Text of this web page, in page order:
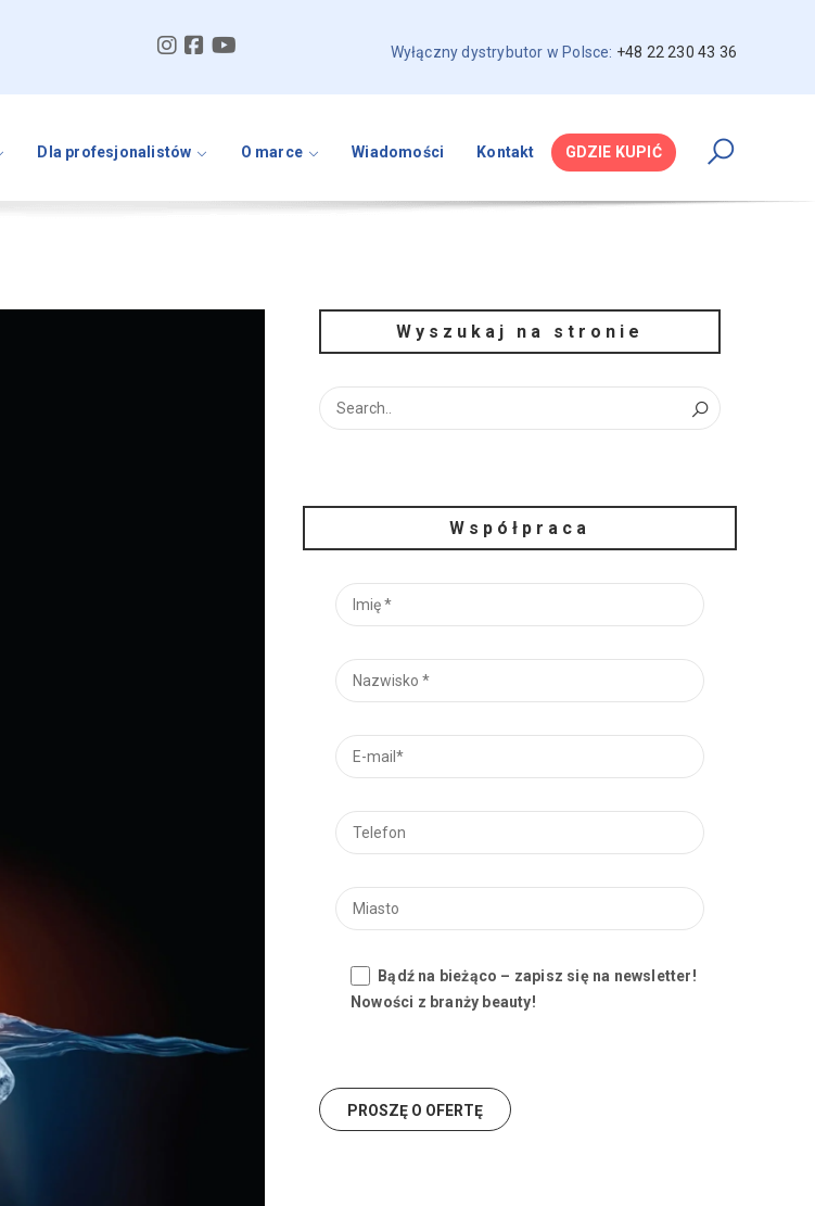
Wyłączny dystrybutor w Polsce: +48 22 230 43 36
Dla profesjonalistów O marce Wiadomości Kontakt GDZIE KUPIĆ
Wyszukaj na stronie
Współpraca
Bądź na bieżąco – zapisz się na newsletter!
Nowości z branży beauty!